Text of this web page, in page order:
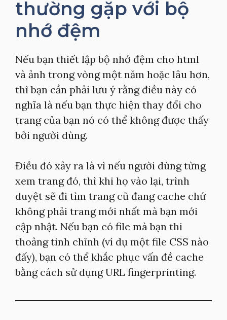
thường gặp với bộ
nhớ đệm
Nếu bạn thiết lập bộ nhớ đệm cho html
và ảnh trong vòng một năm hoặc lâu hơn,
thì bạn cần phải lưu ý rằng điều này có
nghĩa là nếu bạn thực hiện thay đổi cho
trang của bạn nó có thể không được thấy
bởi người dùng.
Điều đó xảy ra là vì nếu người dùng từng
xem trang đó, thì khi họ vào lại, trình
duyệt sẽ đi tìm trang cũ đang cache chứ
không phải trang mới nhất mà bạn mới
cập nhật. Nếu bạn có file mà bạn thi
thoảng tinh chỉnh (ví dụ một file CSS nào
đấy), bạn có thể khắc phục vấn đề cache
bằng cách sử dụng URL fingerprinting.